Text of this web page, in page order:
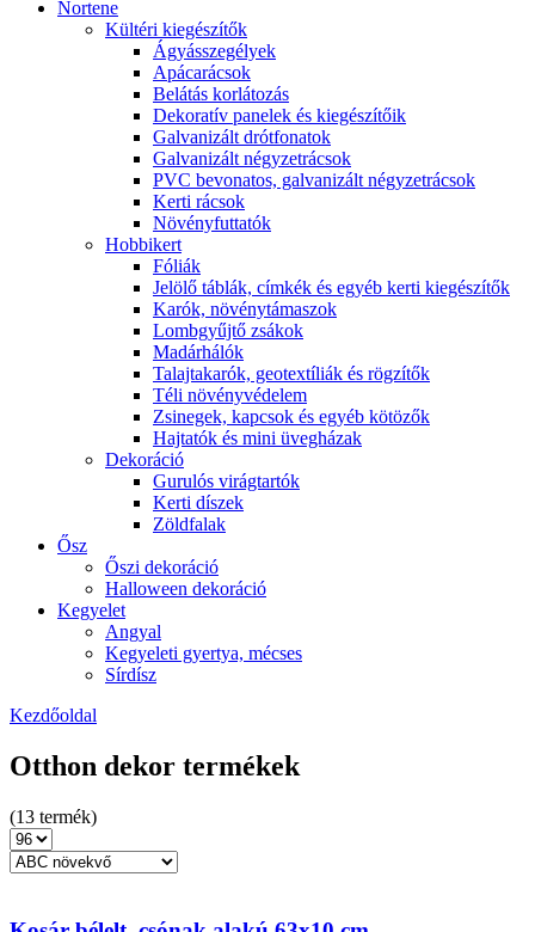
Nortene
Kültéri kiegészítők
Ágyásszegélyek
Apácarácsok
Belátás korlátozás
Dekoratív panelek és kiegészítőik
Galvanizált drótfonatok
Galvanizált négyzetrácsok
PVC bevonatos, galvanizált négyzetrácsok
Kerti rácsok
Növényfuttatók
Hobbikert
Fóliák
Jelölő táblák, címkék és egyéb kerti kiegészítők
Karók, növénytámaszok
Lombgyűjtő zsákok
Madárhálók
Talajtakarók, geotextíliák és rögzítők
Téli növényvédelem
Zsinegek, kapcsok és egyéb kötözők
Hajtatók és mini üvegházak
Dekoráció
Gurulós virágtartók
Kerti díszek
Zöldfalak
Ősz
Őszi dekoráció
Halloween dekoráció
Kegyelet
Angyal
Kegyeleti gyertya, mécses
Sírdísz
Kezdőoldal
Otthon dekor termékek
(13 termék)